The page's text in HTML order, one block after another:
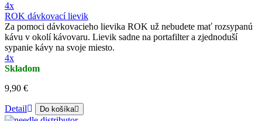
4x
ROK dávkovací lievik
Za pomoci dávkovacieho lievika ROK už nebudete mať rozsypanú
kávu v okolí kávovaru. Lievik sadne na portafilter a zjednoduší
sypanie kávy na svoje miesto.
4x
Skladom
9,90 €
Detail Do košíka